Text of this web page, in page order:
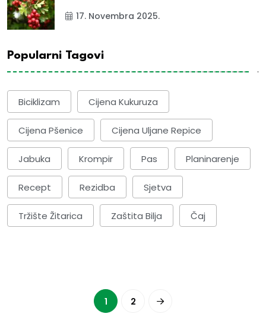
17. Novembra 2025.
Popularni Tagovi
Biciklizam Cijena Kukuruza
Cijena Pšenice Cijena Uljane Repice
Jabuka Krompir Pas Planinarenje
Recept Rezidba Sjetva
Tržište Žitarica Zaštita Bilja Čaj
1 2